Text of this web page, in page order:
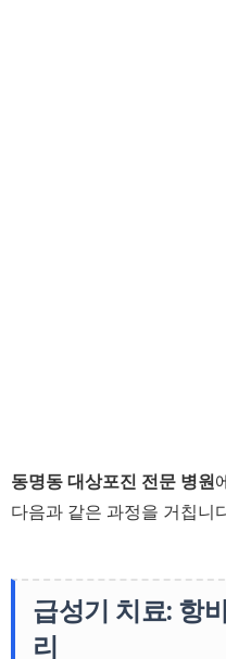
동명동 대상포진 전문 병원
다음과 같은 과정을 거칩니
급성기 치료: 항
리